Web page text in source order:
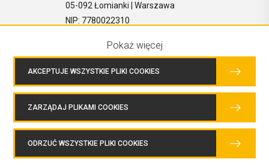
05-092 Łomianki | Warszawa
NIP: 7780022310
COPYRIGHTS © 2026 BERGERAT MONNOYEUR SP. Z O.O. WSZELKIE
PRAWA ZASTRZEŻONE.
Pokaż więcej
AKCEPTUJE WSZYSTKIE PLIKI COOKIES
ZARZĄDAJ PLIKAMI COOKIES
ODRZUĆ WSZYSTKIE PLIKI COOKIES